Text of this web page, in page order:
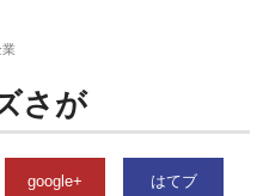
業
さが
google+ はてブ